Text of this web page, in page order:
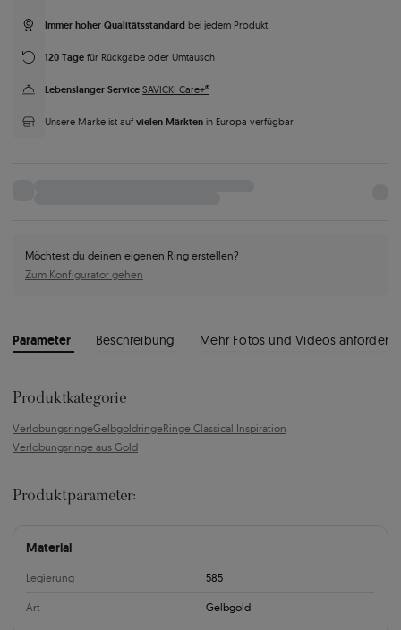
Immer hoher Qualitätsstandard bei jedem Produkt
120 Tage für Rückgabe oder Umtausch
Lebenslanger Service SAVICKI Care+®
Unsere Marke ist auf vielen Märkten in Europa verfügbar
Möchtest du deinen eigenen Ring erstellen?
Zum Konfigurator gehen
Parameter Beschreibung Mehr Fotos und Videos anfordern
Produktkategorie
VerlobungsringeGelbgoldringeRinge Classical Inspiration
Verlobungsringe aus Gold
Produktparameter:
Material
Legierung 585
Art Gelbgold